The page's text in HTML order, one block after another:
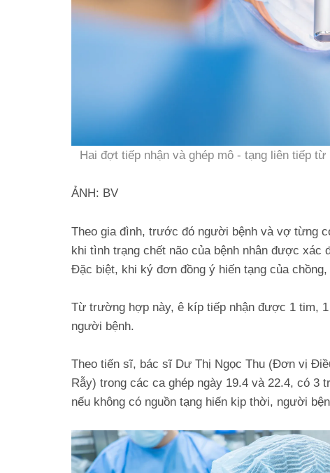
Hai đợt tiếp nhận và ghép mô - tạng liên tiếp
ẢNH: BV
Theo gia đình, trước đó người bệnh và vợ từng
khi tình trạng chết não của bệnh nhân được xác
Đặc biệt, khi ký đơn đồng ý hiến tạng của
Từ trường hợp này, ê kíp tiếp nhận được 1 tim,
người bệnh.
Theo tiến sĩ, bác sĩ Dư Thị Ngọc Thu (Đơn vị
Rẫy) trong các ca ghép ngày 19.4 và 22.4, có 3
nếu không có nguồn tạng hiến kịp thời, người